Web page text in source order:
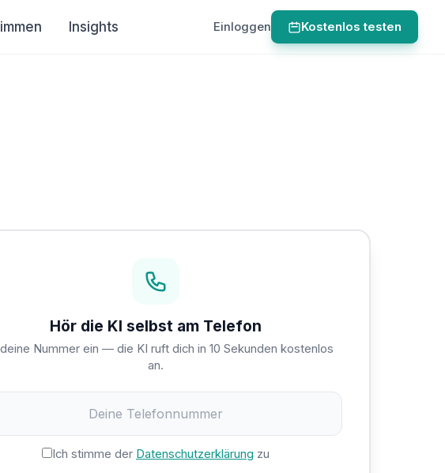
Insights Einloggen Kostenlos testen
Hör die KI selbst am Telefon
Nummer ein — die KI ruft dich in 10 Sekunden kostenlos
an.
Ich stimme der Datenschutzerklärung zu